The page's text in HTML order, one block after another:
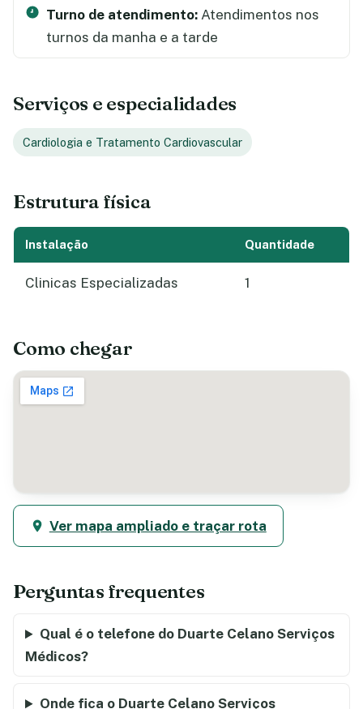
Turno de atendimento: Atendimentos nos
turnos da manha e a tarde
Serviços e especialidades
Cardiologia e Tratamento Cardiovascular
Estrutura física
Instalação Quantidade
Clinicas Especializadas 1
Como chegar
Ver mapa ampliado e traçar rota
Perguntas frequentes
Qual é o telefone do Duarte Celano Serviços
Médicos?
Onde fica o Duarte Celano Serviços